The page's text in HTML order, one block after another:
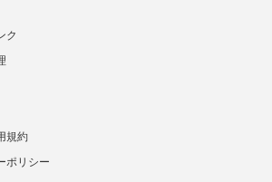
ク
規約
ポリシー